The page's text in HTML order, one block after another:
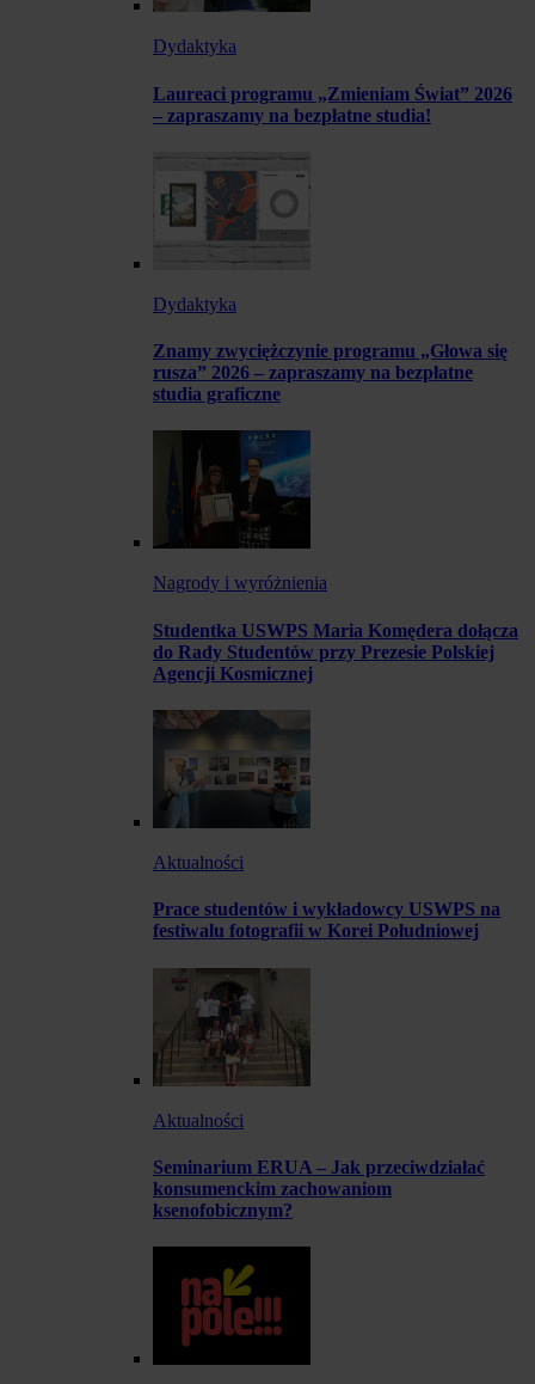
Dydaktyka
Laureaci programu „Zmieniam Świat” 2026
– zapraszamy na bezpłatne studia!
Dydaktyka
Znamy zwyciężczynie programu „Głowa się
rusza” 2026 – zapraszamy na bezpłatne
studia graficzne
Nagrody i wyróżnienia
Studentka USWPS Maria Komędera dołącza
do Rady Studentów przy Prezesie Polskiej
Agencji Kosmicznej
Aktualności
Prace studentów i wykładowcy USWPS na
festiwalu fotografii w Korei Południowej
Aktualności
Seminarium ERUA – Jak przeciwdziałać
konsumenckim zachowaniom
ksenofobicznym?